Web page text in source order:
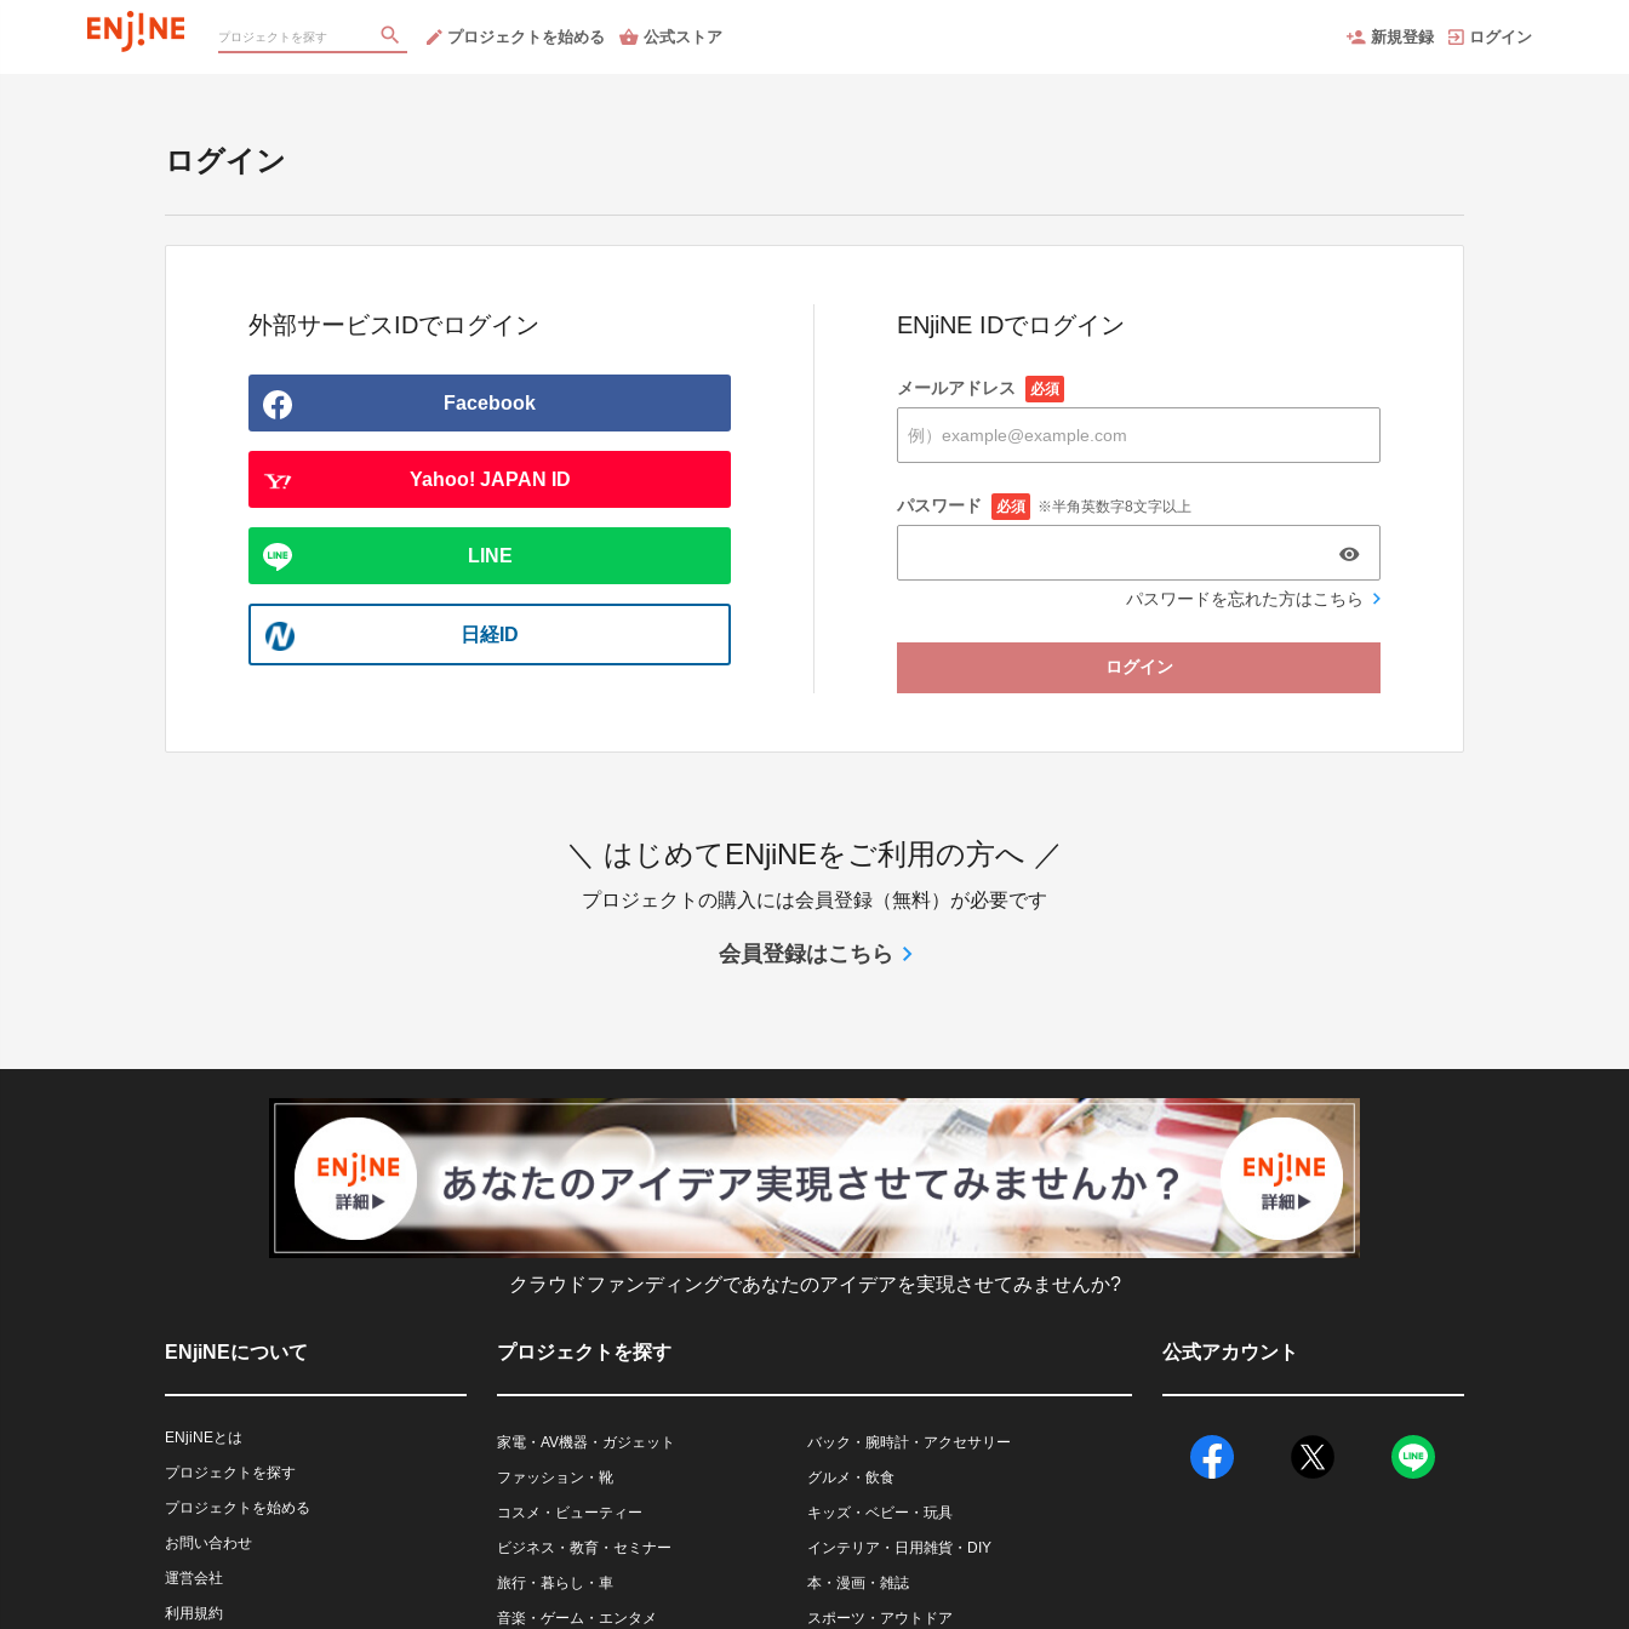
プロジェクトを始める 公式ストア 新規登録 ログイン
ログイン
外部サービスIDでログイン
Facebook
Yahoo! JAPAN ID
LINE
日経ID
ENjiNE IDでログイン
メールアドレス 必須
パスワード 必須 ※半角英数字8文字以上
パスワードを忘れた方はこちら
ログイン
＼ はじめてENjiNEをご利用の方へ ／
プロジェクトの購入には会員登録（無料）が必要です
会員登録はこちら
クラウドファンディングであなたのアイデアを実現させてみませんか?
ENjiNEについて
ENjiNEとは
プロジェクトを探す
プロジェクトを始める
お問い合わせ
運営会社
利用規約
プロジェクトを探す
家電・AV機器・ガジェット バック・腕時計・アクセサリー
ファッション・靴 グルメ・飲食
コスメ・ビューティー キッズ・ベビー・玩具
ビジネス・教育・セミナー インテリア・日用雑貨・DIY
旅行・暮らし・車 本・漫画・雑誌
音楽・ゲーム・エンタメ スポーツ・アウトドア
公式アカウント